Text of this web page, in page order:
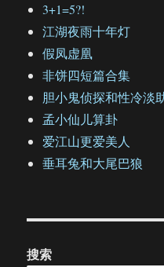
3+1=5?!
江湖夜雨十年灯
假凤虚凰
非饼四短篇合集
胆小鬼侦探和性冷淡
孟小仙儿算卦
爱江山更爱美人
垂耳兔和大尾巴狼
搜索